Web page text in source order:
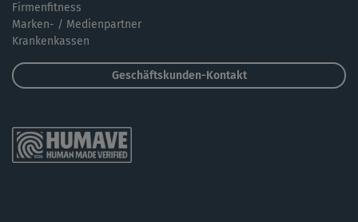
Firmenfitness
Marken- / Medienpartner
Krankenkassen
Geschäftskunden-Kontakt